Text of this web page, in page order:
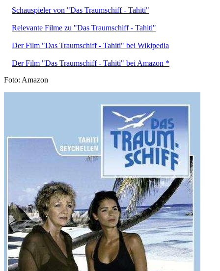
Schauspieler von "Das Traumschiff - Tahiti"
Relevante Filme zu "Das Traumschiff - Tahiti"
Der Film "Das Traumschiff - Tahiti" bei Wikipedia
Der Film "Das Traumschiff - Tahiti" bei Amazon *
Foto: Amazon